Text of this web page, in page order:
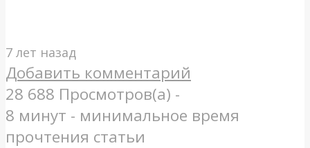
7 лет назад
Добавить комментарий
28 688 Просмотров(а) -
8 минут - минимальное время
прочтения статьи